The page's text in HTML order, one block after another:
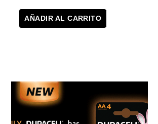
AÑADIR AL CARRITO